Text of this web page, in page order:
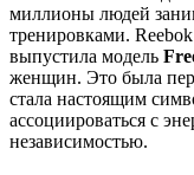
миллионы людей
тренировками.
выпустила модель
женщин. Это была
стала настоящим
ассоциироваться с
независимостью.